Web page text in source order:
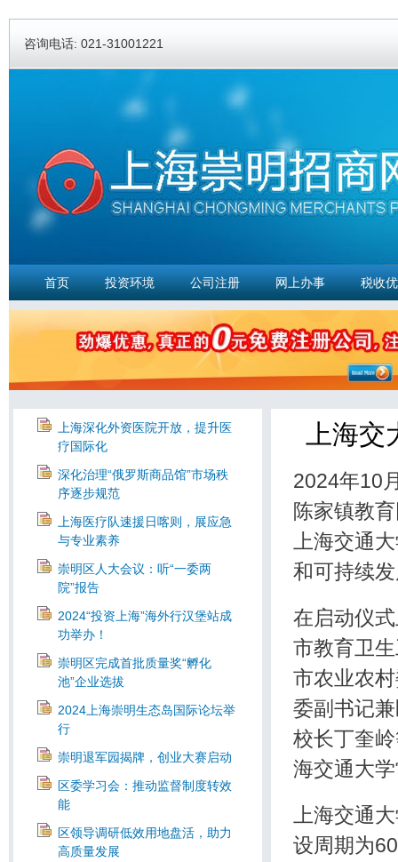
咨询电话: 021-31001221
首页 投资环境 公司注册 网上办事 税收
上海深化外资医院开放，提升医
疗国际化
深化治理“俄罗斯商品馆”市场秩
序逐步规范
上海医疗队速援日喀则，展应急
与专业素养
崇明区人大会议：听“一委两
院”报告
2024“投资上海”海外行汉堡站成
功举办！
崇明区完成首批质量奖“孵化
池”企业选拔
2024上海崇明生态岛国际论坛举
行
崇明退军园揭牌，创业大赛启动
区委学习会：推动监督制度转效
能
区领导调研低效用地盘活，助力
高质量发展
上海
2024年10
陈家镇教
上海交通
和可持续
在启动仪
市教育卫
市农业农
委副书记
校长丁奎
海交通大
上海交通
设周期为